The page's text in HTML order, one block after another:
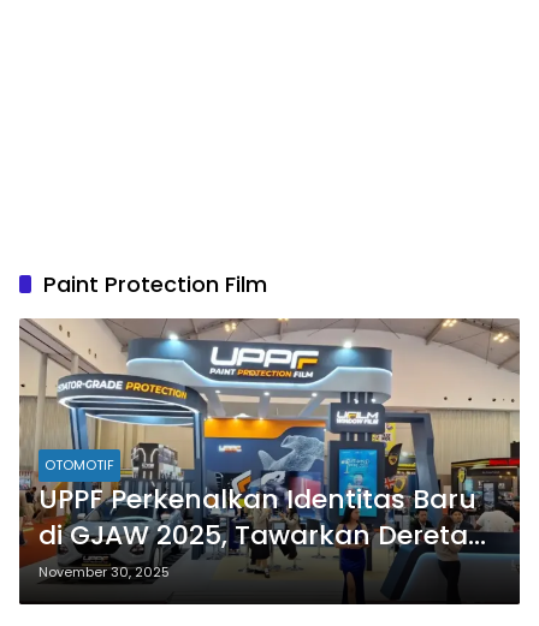
Paint Protection Film
OTOMOTIF
UPPF Perkenalkan Identitas Baru
di GJAW 2025, Tawarkan Deretan
Inovasi dan Promo Spesial
November 30, 2025